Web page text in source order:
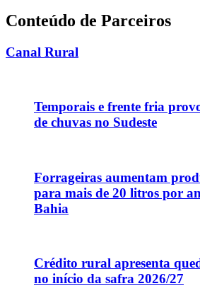
Conteúdo de Parceiros
Canal Rural
Temporais e frente fria
de chuvas no Sudeste
Forrageiras aumentam
para mais de 20 litros por
Bahia
Crédito rural apresenta
no início da safra 2026/27